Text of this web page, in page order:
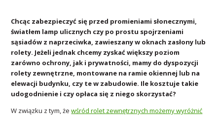
Chcąc zabezpieczyć się przed promieniami słonecznymi,
światłem lamp ulicznych czy po prostu spojrzeniami
sąsiadów z naprzeciwka, zawieszany w oknach zasłony lub
rolety. Jeżeli jednak chcemy zyskać większy poziom
zarówno ochrony, jak i prywatności, mamy do dyspozycji
rolety zewnętrzne, montowane na ramie okiennej lub na
elewacji budynku, czy te w zabudowie. Ile kosztuje takie
udogodnienie i czy opłaca się z niego skorzystać?
W związku z tym, żewśród rolet zewnętrznych możemy wyróżnić